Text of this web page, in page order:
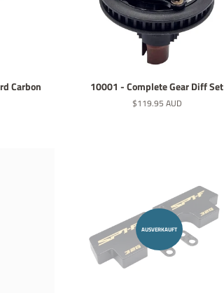
Carbon 10001 - Complete Gear Diff Set
Normaler
$119.95 AUD
AUSVERKAUFT